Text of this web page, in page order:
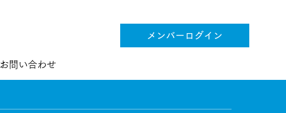
メンバーログイン
お問い合わせ